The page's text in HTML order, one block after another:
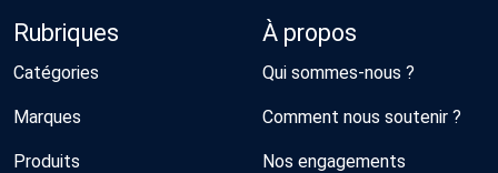
Rubriques
Catégories
Marques
Produits
À propos
Qui sommes-nous ?
Comment nous soutenir ?
Nos engagements